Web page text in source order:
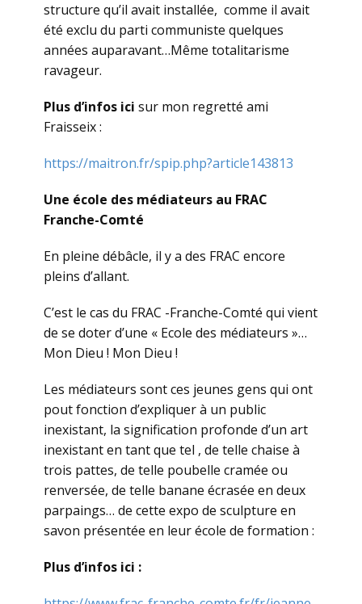
structure qu’il avait installée, comme il avait
été exclu du parti communiste quelques
années auparavant…Même totalitarisme
ravageur.
Plus d’infos ici sur mon regretté ami
Fraisseix :
https://maitron.fr/spip.php?article143813
Une école des médiateurs au FRAC
Franche-Comté
En pleine débâcle, il y a des FRAC encore
pleins d’allant.
C’est le cas du FRAC -Franche-Comté qui vient
de se doter d’une « Ecole des médiateurs »…
Mon Dieu ! Mon Dieu !
Les médiateurs sont ces jeunes gens qui ont
pout fonction d’expliquer à un public
inexistant, la signification profonde d’un art
inexistant en tant que tel , de telle chaise à
trois pattes, de telle poubelle cramée ou
renversée, de telle banane écrasée en deux
parpaings… de cette expo de sculpture en
savon présentée en leur école de formation :
Plus d’infos ici :